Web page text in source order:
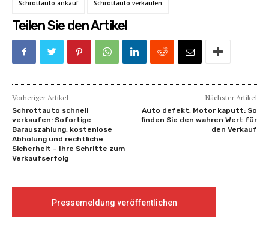
Schrottauto ankauf Schrottauto verkaufen
Teilen Sie den Artikel
Vorheriger Artikel
Schrottauto schnell
verkaufen: Sofortige
Barauszahlung, kostenlose
Abholung und rechtliche
Sicherheit – Ihre Schritte zum
Verkaufserfolg
Nächster Artikel
Auto defekt, Motor kaputt: So
finden Sie den wahren Wert für
den Verkauf
Pressemeldung veröffentlichen